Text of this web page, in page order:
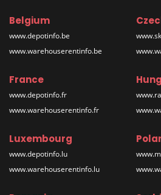
Belgium
www.depotinfo.be
www.warehouserentinfo.be
France
www.depotinfo.fr
www.warehouserentinfo.fr
Luxembourg
www.depotinfo.lu
www.warehouserentinfo.lu